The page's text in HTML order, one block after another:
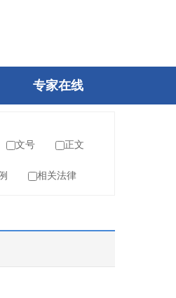
专家在线
文号 正文
相关法律